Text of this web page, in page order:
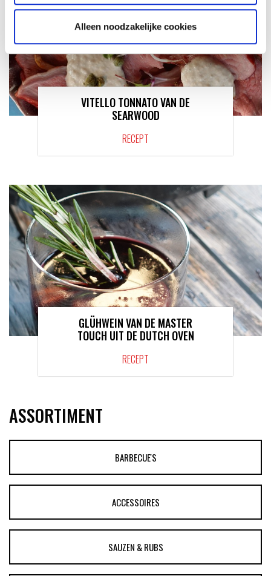
Alleen noodzakelijke cookies
VITELLO TONNATO VAN DE
SEARWOOD
RECEPT
GLÜHWEIN VAN DE MASTER
TOUCH UIT DE DUTCH OVEN
RECEPT
ASSORTIMENT
BARBECUE'S
ACCESSOIRES
SAUZEN & RUBS